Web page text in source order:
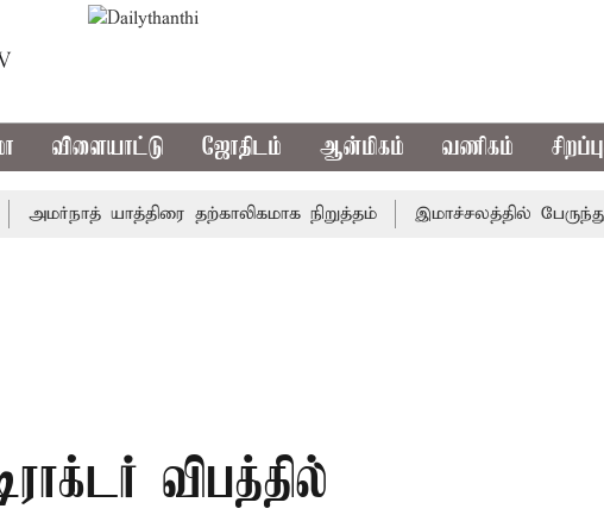
விளையாட்டு ஜோதிடம் ஆன்மிகம் வணிகம்
யாத்திரை தற்காலிகமாக நிறுத்தம் இமாச்சலத்தில் பேருந்து
விபத்தில்